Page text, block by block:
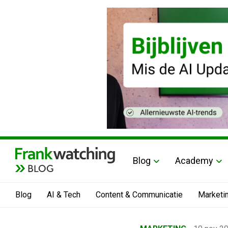
BLOG
Blog Academy
Blog AI & Tech Content & Communicatie